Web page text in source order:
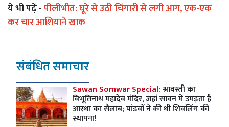
ये भी पढ़ें -पीलीभीत: घूरे से उठी चिंगारी से लगी आग, एक-एक
कर चार आशियाने खाक
संबंधित समाचार
Sawan Somwar Special:श्रावस्ती का
विभूतिनाथ महादेव मंदिर, जहां सावन में उमड़ता है
आस्था का सैलाब; पांडवों ने की थी शिवलिंग की
स्थापना!